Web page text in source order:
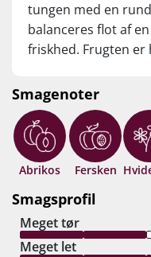
tungen med en
balanceres flot af
friskhed. Frugten
Afslutningen er
stor Grand Cru
gem 10-15 år fra
Smagenoter
Abrikos Fersken
Smagsprofil
Meget tør
Meget let